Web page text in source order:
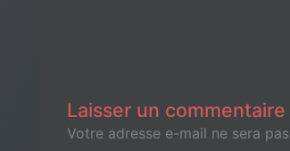
Laisser un commentaire
Votre adresse e-mail ne sera